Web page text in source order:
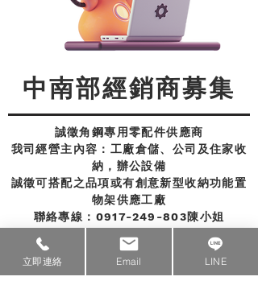
中南部經銷商募集
誠徵角鋼專用零配件供應商
我司經營主內容：工廠倉儲、公司及住家收
納，辦公設備
誠徵可搭配之品項或有創意新型收納功能置
物架供應工廠
聯絡專線：0917-249-803陳小姐
立即連絡 Email LINE